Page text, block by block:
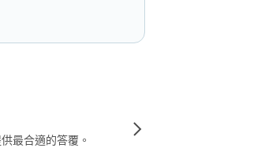
最合適的答覆。